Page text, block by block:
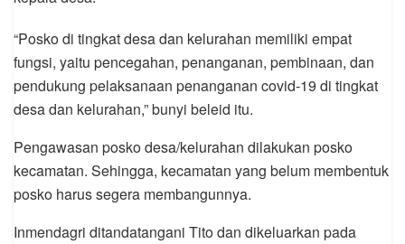
“Posko di tingkat desa dan kelurahan memiliki empat
fungsi, yaitu pencegahan, penanganan, pembinaan, dan
pendukung pelaksanaan penanganan covid-19 di tingkat
desa dan kelurahan,” bunyi beleid itu.
Pengawasan posko desa/kelurahan dilakukan posko
kecamatan. Sehingga, kecamatan yang belum membentuk
posko harus segera membangunnya.
Inmendagri ditandatangani Tito dan dikeluarkan pada